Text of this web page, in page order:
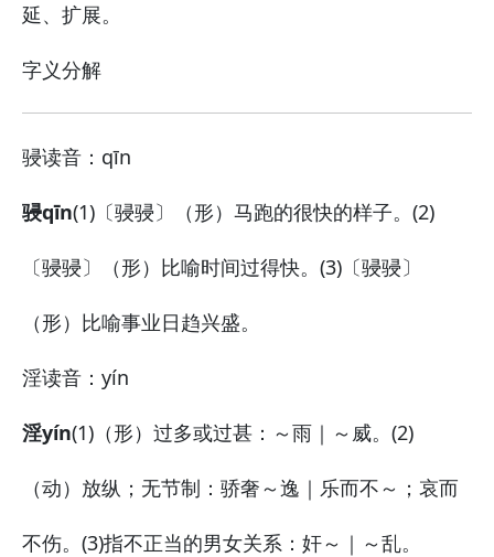
延、扩展。
字义分解
骎读音：qīn
骎qīn(1)〔骎骎〕（形）马跑的很快的样子。(2)
〔骎骎〕（形）比喻时间过得快。(3)〔骎骎〕
（形）比喻事业日趋兴盛。
淫读音：yín
淫yín(1)（形）过多或过甚： ～雨｜～威。 (2)
（动）放纵；无节制： 骄奢～逸｜乐而不～；哀而
不伤。 (3)指不正当的男女关系： 奸～｜～乱。